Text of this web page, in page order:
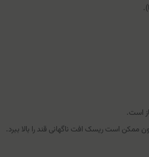
است.
ممکن است ریسک افت ناگهانی قند را بالا ببرد.